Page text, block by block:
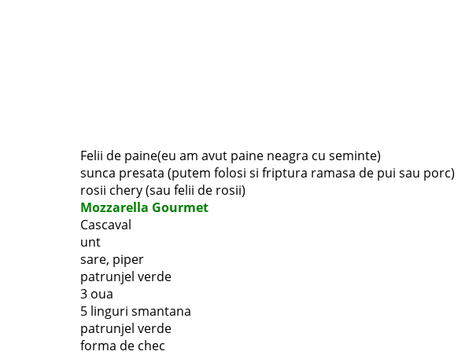
Felii de paine(eu am avut paine neagra cu seminte)
sunca presata (putem folosi si friptura ramasa de pui sau porc)
rosii chery (sau felii de rosii)
Mozzarella Gourmet
Cascaval
unt
sare, piper
patrunjel verde
3 oua
5 linguri smantana
patrunjel verde
forma de chec